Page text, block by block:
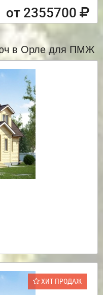
от 2355700
в Орле для ПМЖ
ХИТ ПРОДАЖ